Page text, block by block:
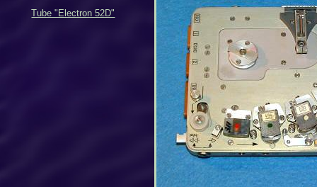
Tube "Electron 52D"